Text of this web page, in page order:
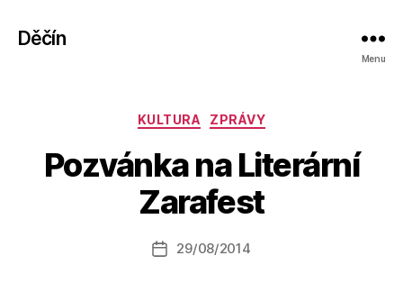
Děčín
Menu
Rubriky
KULTURA ZPRÁVY
Pozvánka na Literární
Zarafest
Autor
příspěvku
A
o
a
Datum
29/08/2014